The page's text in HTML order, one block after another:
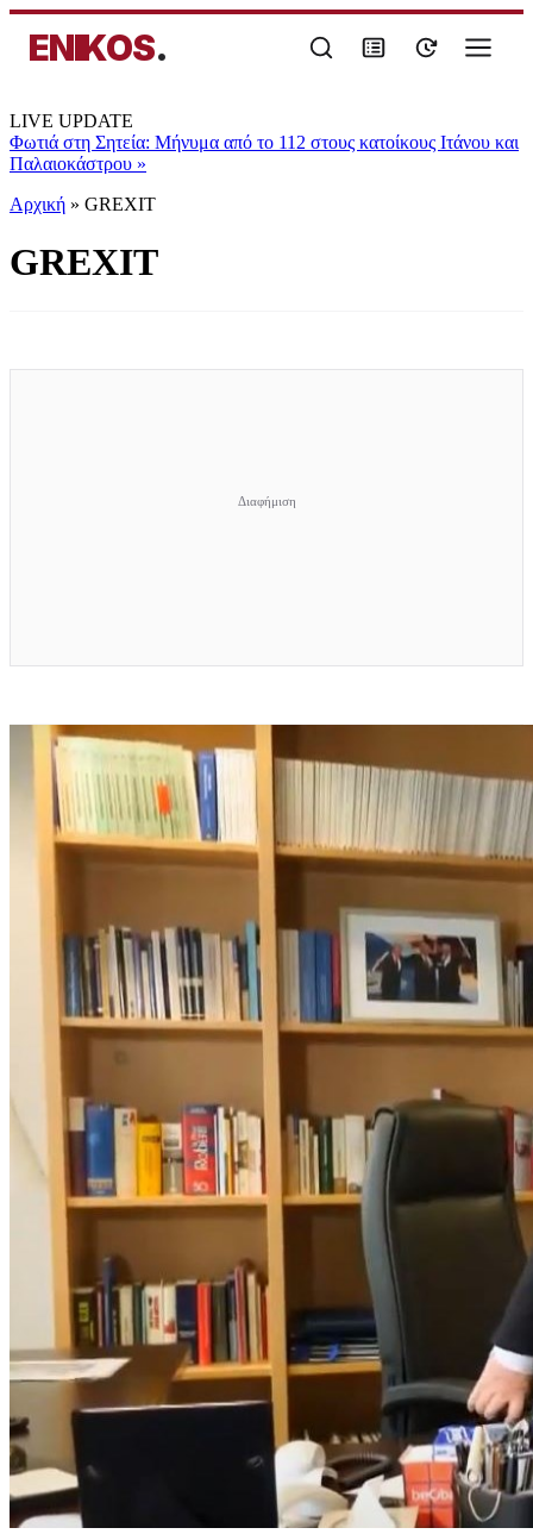
ENIKOS.
LIVE UPDATE
Φωτιά στη Σητεία: Μήνυμα από το 112 στους κατοίκους Ιτάνου και
Παλαιοκάστρου »
Αρχική » GREXIT
GREXIT